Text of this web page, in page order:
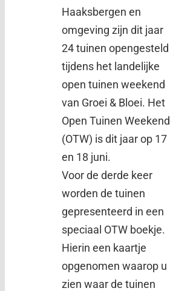
Haaksbergen en
omgeving zijn dit jaar
24 tuinen opengesteld
tijdens het landelijke
open tuinen weekend
van Groei & Bloei. Het
Open Tuinen Weekend
(OTW) is dit jaar op 17
en 18 juni.
Voor de derde keer
worden de tuinen
gepresenteerd in een
speciaal OTW boekje.
Hierin een kaartje
opgenomen waarop u
zien waar de tuinen